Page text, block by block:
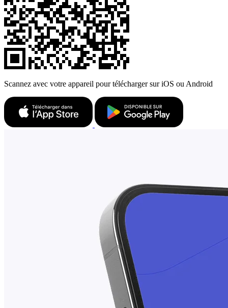
Scannez avec votre appareil pour télécharger sur iOS ou Android